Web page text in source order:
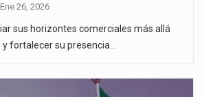
Ene 26, 2026
sus horizontes comerciales más allá
fortalecer su presencia…